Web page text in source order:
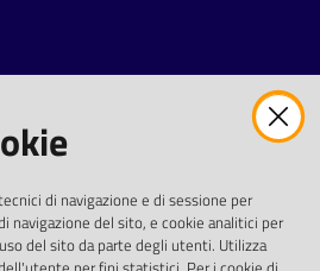
di navigazione e di sessione per
navigazione del sito, e cookie analitici per
del sito da parte degli utenti. Utilizza